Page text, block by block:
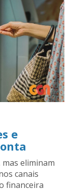
e
eliminam
canais
financeira